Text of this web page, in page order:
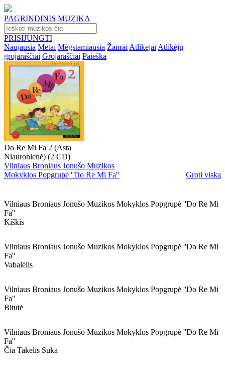
PAGRINDINIS MUZIKA
PRISIJUNGTI
Naujausia Metai Mėgstamiausia Žanrai Atlikėjai Atlikėjų
grojaraščiai Grojaraščiai Paieška
Do Re Mi Fa 2 (Asta
Niauronienė) (2 CD)
Vilniaus Broniaus Jonušo Muzikos
Mokyklos Popgrupė ''Do Re Mi Fa''
Groti viską
Vilniaus Broniaus Jonušo Muzikos Mokyklos Popgrupė ''do Re Mi
Fa''
Kiškis
Vilniaus Broniaus Jonušo Muzikos Mokyklos Popgrupė ''do Re Mi
Fa''
Vabalėlis
Vilniaus Broniaus Jonušo Muzikos Mokyklos Popgrupė ''do Re Mi
Fa''
Bitutė
Vilniaus Broniaus Jonušo Muzikos Mokyklos Popgrupė ''do Re Mi
Fa''
Čia Takelis Suka